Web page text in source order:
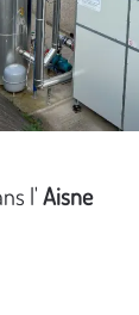
l'Aisne